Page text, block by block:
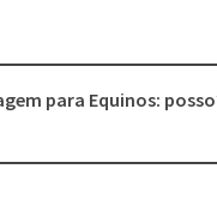
para Equinos: